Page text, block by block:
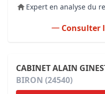
Expert en analyse du
Consulter
CABINET ALAIN
BIRON (24540)